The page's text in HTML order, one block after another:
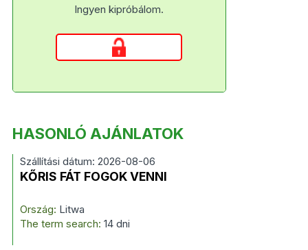
Ingyen kipróbálom.
HASONLÓ AJÁNLATOK
Szállítási dátum: 2026-08-06
KŐRIS FÁT FOGOK VENNI
Ország: Litwa
The term search: 14 dni